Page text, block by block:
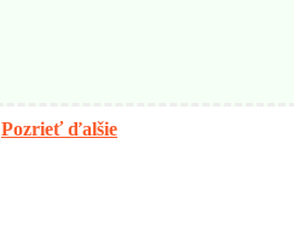
Pozrieť ďalšie